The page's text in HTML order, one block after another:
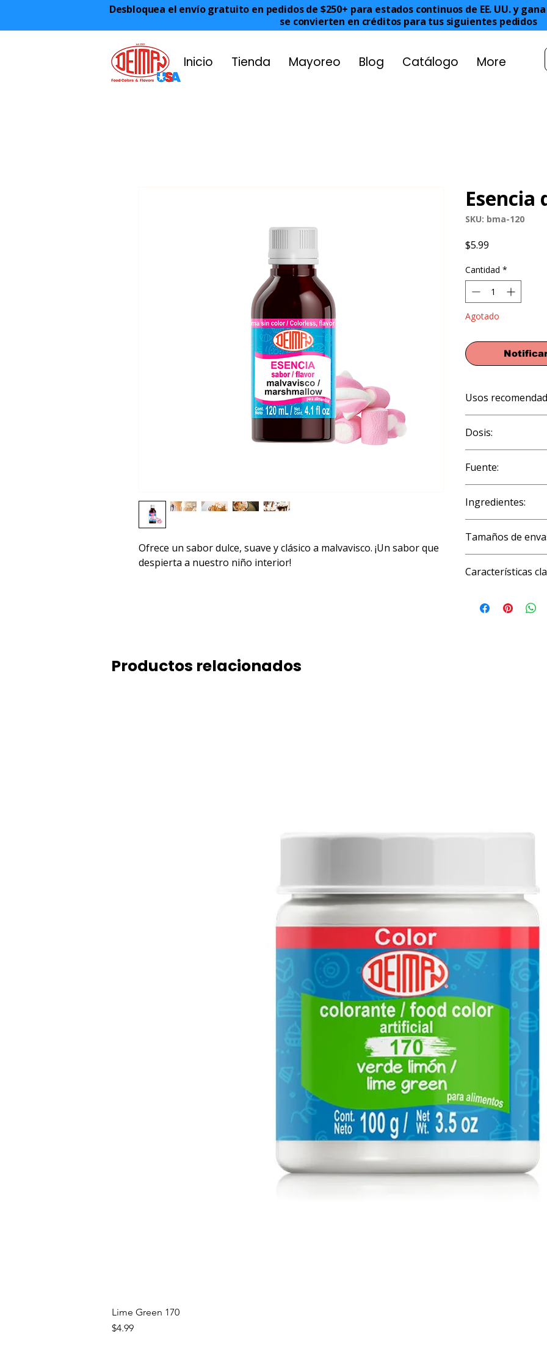
Desbloquea el envío gratuito en pedidos de $250+ para estados continuos de EE. UU. y
se convierten en créditos para tus siguientes pedidos
Inicio Tienda Mayoreo Blog Catálogo More
Ofrece un sabor dulce, suave y clásico a malvavisco. ¡Un sabor que
despierta a nuestro niño interior!
Esencia
SKU: bma-120
$5.99
Cantidad *
Agotado
Usos
congelados:
Dosis:
Fuente:
Ingredientes:
artificiales.
Tamaños de
Características
Productos relacionados
Lime Green 170
Precio
$4.99